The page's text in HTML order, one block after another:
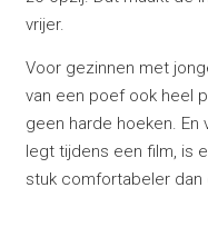
vrijer.
Voor gezinnen met
van een poef ook heel
geen harde hoeken.
legt tijdens een film, is
stuk comfortabeler